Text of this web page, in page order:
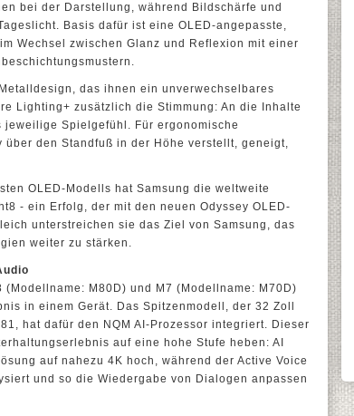
bei der Darstellung, während Bildschärfe und
Basis dafür ist eine OLED-angepasste,
Wechsel zwischen Glanz und Reflexion mit einer
das ihnen ein unverwechselbares
Lighting+ zusätzlich die Stimmung: An die Inhalte
Spielgefühl. Für ergonomische
den Standfuß in der Höhe verstellt, geneigt,
OLED-Modells hat Samsung die weltweite
- ein Erfolg, der mit den neuen Odyssey OLED-
unterstreichen sie das Ziel von Samsung, das
weiter zu stärken.
M80D) und M7 (Modellname: M70D)
in einem Gerät. Das Spitzenmodell, der 32 Zoll
hat dafür den NQM AI-Prozessor integriert. Dieser
auf eine hohe Stufe heben: AI
auf nahezu 4K hoch, während der Active Voice
und so die Wiedergabe von Dialogen anpassen